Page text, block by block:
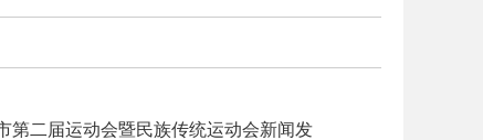
第二届运动会暨民族传统运动会新闻发